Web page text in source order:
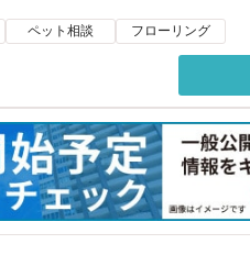
ペット相談 フローリング